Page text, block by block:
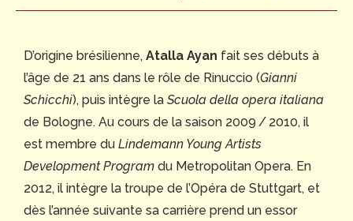
D’origine brésilienne, Atalla Ayan fait ses débuts à
l’âge de 21 ans dans le rôle de Rinuccio (Gianni
Schicchi), puis intègre la Scuola della opera italiana
de Bologne. Au cours de la saison 2009 / 2010, il
est membre du Lindemann Young Artists
Development Program du Metropolitan Opera. En
2012, il intègre la troupe de l’Opéra de Stuttgart, et
dès l’année suivante sa carrière prend un essor